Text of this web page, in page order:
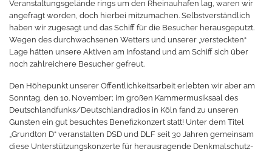
Veranstaltungsgelände rings um den Rheinauhafen lag, waren wir
angefragt worden, doch hierbei mitzumachen. Selbstverständlich
haben wir zugesagt und das Schiff für die Besucher herausgeputzt.
Wegen des durchwachsenen Wetters und unserer „versteckten“
Lage hätten unsere Aktiven am Infostand und am Schiff sich über
noch zahlreichere Besucher gefreut.
Den Höhepunkt unserer Öffentlichkeitsarbeit erlebten wir aber am
Sonntag, den 10. November; im großen Kammermusiksaal des
Deutschlandfunks/Deutschlandradios in Köln fand zu unseren
Gunsten ein gut besuchtes Benefizkonzert statt! Unter dem Titel
„Grundton D“ veranstalten DSD und DLF seit 30 Jahren gemeinsam
diese Unterstützungskonzerte für herausragende Denkmalschutz-